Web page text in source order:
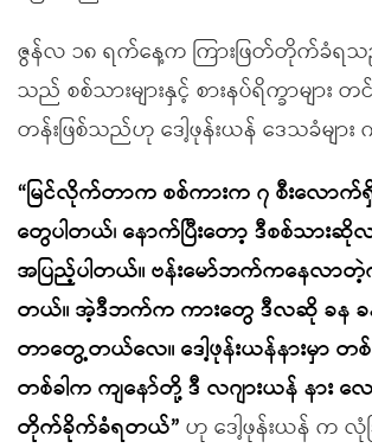
ဇွန်လ ၁၈ ရက်နေ့က ကြားဖြတ်တိုက်ခံရ
သည် စစ်သားများနှင့် စားနပ်ရိက္ခာမျာ
တန်းဖြစ်သည်ဟု ဒေါ့ဖုန်းယန် ဒေသခံများ
“မြင်လိုက်တာက စစ်ကားက ၇ စီးလောက်ရှိ
တွေပါတယ်၊ နောက်ပြီးတော့ ဒီစစ်သား
အပြည့်ပါတယ်။ ဗန်းမော်ဘက်ကနေလာ
တယ်။ အဲ့ဒီဘက်က ကားတွေ ဒီလဆို ခန ခန
တာတွေ့တယ်လေ။ ဒေါ့ဖုန်းယန်နားမှာ တစ်
တစ်ခါက ကျနော်တို့ ဒီ လဂျားယန် နား လေ
တိုက်ခိုက်ခံရတယ်” ဟု ဒေါ့ဖုန်းယန် က လုံ